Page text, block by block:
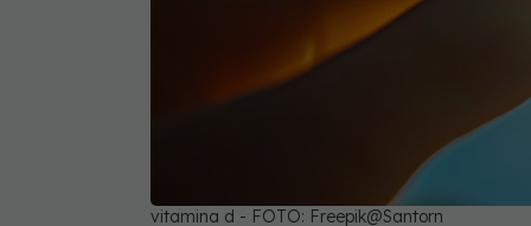
vitamina d - FOTO: Freepik@Santorn